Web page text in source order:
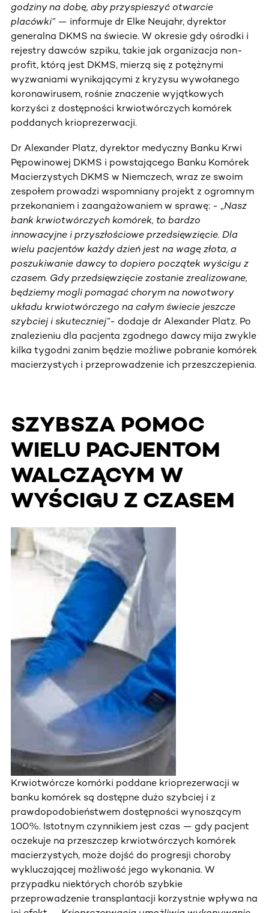
godziny na dobę, aby przyspieszyć otwarcie
placówki”— informuje dr Elke Neujahr, dyrektor
generalna DKMS na świecie. W okresie gdy ośrodki i
rejestry dawców szpiku, takie jak organizacja non-
profit, którą jest DKMS, mierzą się z potężnymi
wyzwaniami wynikającymi z kryzysu wywołanego
koronawirusem, rośnie znaczenie wyjątkowych
korzyści z dostępności krwiotwórczych komórek
poddanych krioprezerwacji.
Dr Alexander Platz, dyrektor medyczny Banku Krwi
Pępowinowej DKMS i powstającego Banku Komórek
Macierzystych DKMS w Niemczech, wraz ze swoim
zespołem prowadzi wspomniany projekt z ogromnym
przekonaniem i zaangażowaniem w sprawę: - „Nasz
bank krwiotwórczych komórek, to bardzo
innowacyjne i przyszłościowe przedsięwzięcie. Dla
wielu pacjentów każdy dzień jest na wagę złota, a
poszukiwanie dawcy to dopiero początek wyścigu z
czasem. Gdy przedsięwzięcie zostanie zrealizowane,
będziemy mogli pomagać chorym na nowotwory
układu krwiotwórczego na całym świecie jeszcze
szybciej i skuteczniej”- dodaje dr Alexander Platz. Po
znalezieniu dla pacjenta zgodnego dawcy mija zwykle
kilka tygodni zanim będzie możliwe pobranie komórek
macierzystych i przeprowadzenie ich przeszczepienia.
SZYBSZA POMOC
WIELU PACJENTOM
WALCZĄCYM W
WYŚCIGU Z CZASEM
Krwiotwórcze komórki poddane krioprezerwacji w
banku komórek są dostępne dużo szybciej i z
prawdopodobieństwem dostępności wynoszącym
100%. Istotnym czynnikiem jest czas — gdy pacjent
oczekuje na przeszczep krwiotwórczych komórek
macierzystych, może dojść do progresji choroby
wykluczającej możliwość jego wykonania. W
przypadku niektórych chorób szybkie
przeprowadzenie transplantacji korzystnie wpływa na